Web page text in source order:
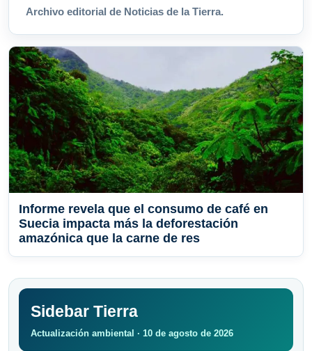
Archivo editorial de Noticias de la Tierra.
Informe revela que el consumo de café en
Suecia impacta más la deforestación
amazónica que la carne de res
Sidebar Tierra
Actualización ambiental · 10 de agosto de 2026